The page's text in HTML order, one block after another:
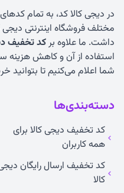
در دیجی کالا کد، به تمام
مختلف فروشگاه اینترنتی دیجی
داشت. ما علاوه برکد تخفیف
استفاده از آن و کاهش هزینه
شما اعلام می‌کنیم تا بتوانید
دسته‌بندی‌ها
کد تخفیف دیجی کالا برای
همه کاربران
کد تخفیف ارسال رایگان
کالا